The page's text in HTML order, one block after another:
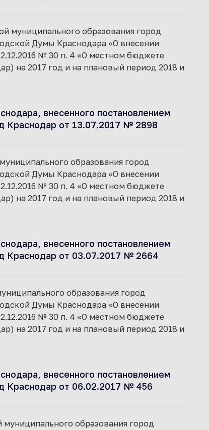
муниципального образования город
Думы Краснодара «О внесении
№ 30 п. 4 «О местном бюджете
на 2017 год и на плановый период 2018 и
внесенного постановлением
Краснодар от 13.07.2017 № 2898
образования город
Думы Краснодара «О внесении
№ 30 п. 4 «О местном бюджете
на 2017 год и на плановый период 2018 и
внесенного постановлением
Краснодар от 03.07.2017 № 2664
образования город
Думы Краснодара «О внесении
№ 30 п. 4 «О местном бюджете
на 2017 год и на плановый период 2018 и
внесенного постановлением
Краснодар от 06.02.2017 № 456
муниципального образования город